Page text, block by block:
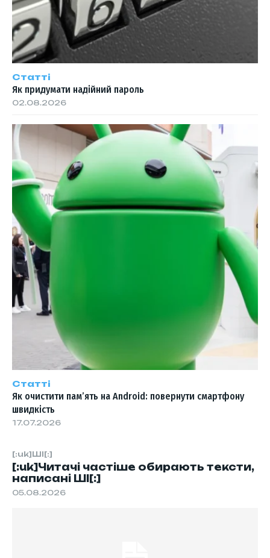
[:uk]ШІ[:]
[:uk]Читачі частіше обирають тексти,
написані ШІ[:]
05.08.2026
Статті
Як придумати надійний пароль
02.08.2026
Статті
Як очистити пам’ять на Android: повернути смартфону
швидкість
17.07.2026